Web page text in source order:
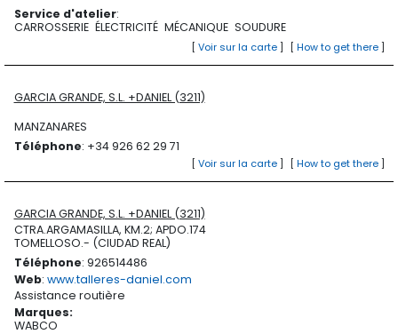
Service d'atelier:
CARROSSERIE ÉLECTRICITÉ MÉCANIQUE SOUDURE
[ How to get there]
[ Voir sur la carte]
GARCIA GRANDE, S.L. +DANIEL (3211)
MANZANARES
Téléphone: +34 926 62 29 71
[ How to get there]
[ Voir sur la carte]
GARCIA GRANDE, S.L. +DANIEL (3211)
CTRA.ARGAMASILLA, KM.2; APDO.174
TOMELLOSO.- (CIUDAD REAL)
Téléphone: 926514486
Web: www.talleres-daniel.com
Assistance routière
Marques:
WABCO